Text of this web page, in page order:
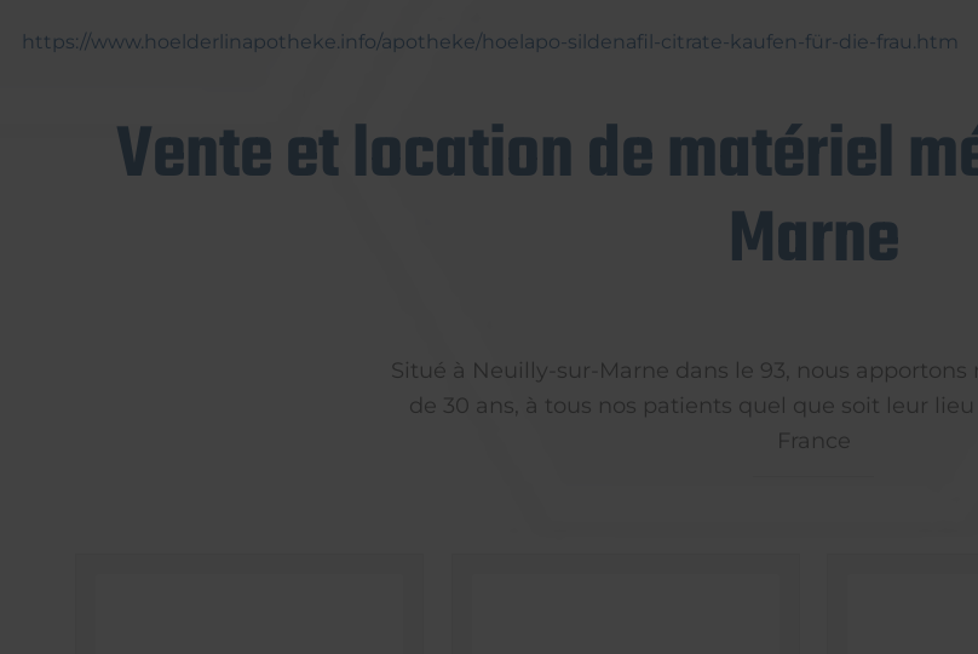
https://www.hoelderlinapotheke.info/apotheke/hoelapo-sildenafil-citrate-kaufen-für-die-frau.htm
Vente et location de matériel
Marne
Situé à Neuilly-sur-Marne dans le 93, nous apportons
de 30 ans, à tous nos patients quel que soit leur
France